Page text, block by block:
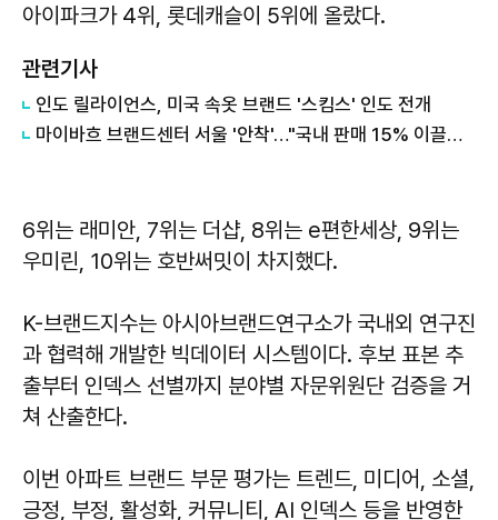
아이파크가 4위, 롯데캐슬이 5위에 올랐다.
관련기사
인도 릴라이언스, 미국 속옷 브랜드 '스킴스' 인도 전개
마이바흐 브랜드센터 서울 '안착'…"국내 판매 15% 이끌었다"
6위는 래미안, 7위는 더샵, 8위는 e편한세상, 9위는
우미린, 10위는 호반써밋이 차지했다.
K-브랜드지수는 아시아브랜드연구소가 국내외 연구진
과 협력해 개발한 빅데이터 시스템이다. 후보 표본 추
출부터 인덱스 선별까지 분야별 자문위원단 검증을 거
쳐 산출한다.
이번 아파트 브랜드 부문 평가는 트렌드, 미디어, 소셜,
긍정, 부정, 활성화, 커뮤니티, AI 인덱스 등을 반영한